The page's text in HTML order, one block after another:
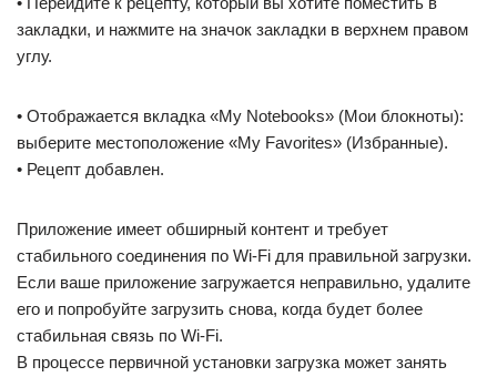
закладки, и нажмите на значок закладки в верхнем правом
углу.
• Отображается вкладка «My Notebooks» (Мои блокноты):
выберите местоположение «My Favorites» (Избранные).
• Рецепт добавлен.
Приложение имеет обширный контент и требует
стабильного соединения по Wi-Fi для правильной загрузки.
Если ваше приложение загружается неправильно, удалите
его и попробуйте загрузить снова, когда будет более
стабильная связь по Wi-Fi.
В процессе первичной установки загрузка может занять